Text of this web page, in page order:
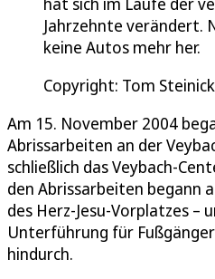
Jahrzehnte verändert.
keine Autos mehr her.
Copyright: Tom
Am 15. November 2004
Abrissarbeiten an der
schließlich das Veybach-
den Abrissarbeiten begann
des Herz-Jesu-Vorplatzes –
Unterführung für
hindurch.